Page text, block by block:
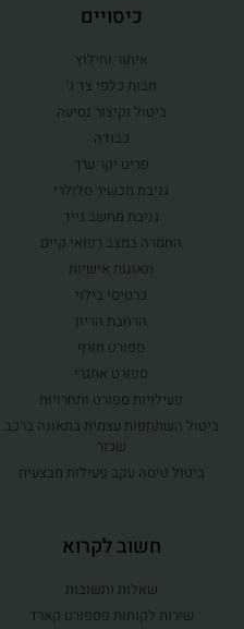
כיסויים
איתור וחילוץ
חבות כלפי צד ג'
ביטול וקיצור נסיעה
כבודה
פריט יקר ערך
גניבת מכשיר סלולרי
גניבת מחשב נייד
החמרה במצב רפואי קיים
תאונות אישיות
כרטיסי בילוי
הרחבת הריון
ספורט חורף
ספורט אתגרי
פעילויות ספורט ותחרויות
ביטול השתתפות עצמית בתאונה ברכב
שכור
ביטול טיסה עקב פעילות מבצעית
חשוב לקרוא
שאלות ותשובות
שירות לקוחות פספורט קארד